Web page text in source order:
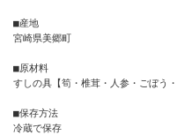
■産地
宮崎県美郷町
■原材料
すしの具【筍・椎茸・人参・ごぼう
■保存方法
冷蔵で保存